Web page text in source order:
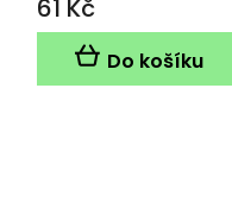
61 Kč
Do košíku